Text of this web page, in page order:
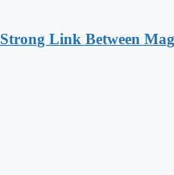
Link Between